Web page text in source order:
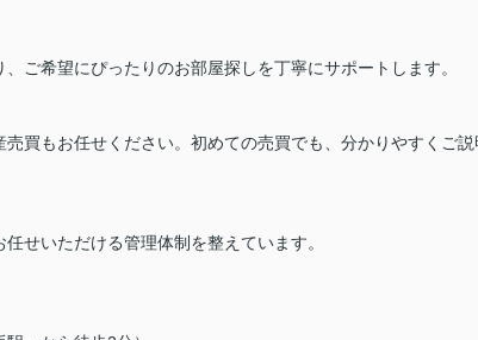
ご希望にぴったりのお部屋探しを丁寧にサポートします。
買もお任せください。初めての売買でも、分かりやすくご説
せいただける管理体制を整えています。